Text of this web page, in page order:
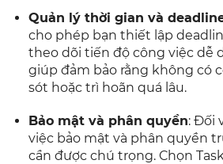
Quản lý thời gian và
cho phép bạn thiết lập
theo dõi tiến độ công việc dễ
giúp đảm bảo rằng không có
sót hoặc trì hoãn quá lâu.
Bảo mật và phân quyền: Đối
việc bảo mật và phân quyền
cần được chú trọng. Chọn